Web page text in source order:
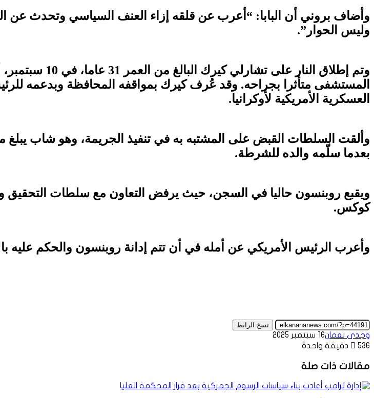
وأضاف بروني أن البابا: “أعرب عن قلقه إزاء العنف السياسي وتحدث
وليس الحوار”.
وتم إطلاق
المستشفى متأثرا بجراحه. وقد عُرف كيرك بمواقفه المحافظة وبدعمه
العسكرية الأمريكية لأوكرانيا.
بعدما سلّمه والده للشرطة.
ويقبع روبنسون حاليا في السجن، حيث يرفض التعاون مع سلطات التحقيق
كوكس.
وأعرب الرئيس الأمريكي عن أمله في أن تتم إدانة روبنسون والحكم عليه
نسخ الرابط
وجدى نعمان16 سبتمبر 2025
536
دقيقة واحدة
مقالات ذات صلة